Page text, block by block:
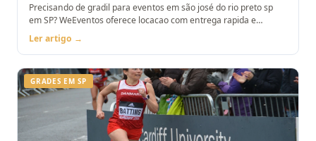
Precisando de gradil para eventos em são josé do rio preto sp
em SP? WeEventos oferece locacao com entrega rapida e
montagem. Orcamento pelo WhatsApp.
Ler artigo →
GRADES EM SP